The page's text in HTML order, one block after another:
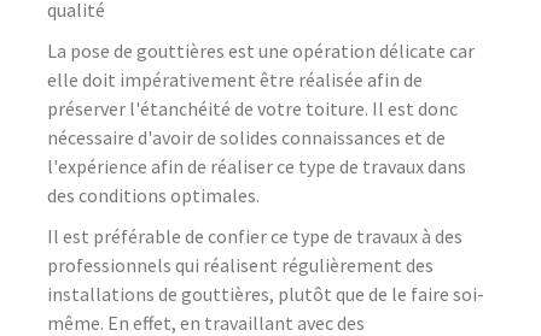
qualité
La pose de gouttières est une opération délicate car
elle doit impérativement être réalisée afin de
préserver l'étanchéité de votre toiture. Il est donc
nécessaire d'avoir de solides connaissances et de
l'expérience afin de réaliser ce type de travaux dans
des conditions optimales.
Il est préférable de confier ce type de travaux à des
professionnels qui réalisent régulièrement des
installations de gouttières, plutôt que de le faire soi-
même. En effet, en travaillant avec des